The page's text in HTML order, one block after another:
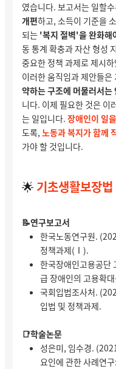
였습니다. 보고서는 일할
개편하고, 소득이 기준을
되는 '복지 절벽'을 완화해
동 통계 확충과 자산 형성
중요한 정책 과제로 제시
이러한 움직임과 제안들
약하는 구조에 머물러서는
니다. 이제 필요한 것은 이
는 일입니다. 장애인이 일
도록, 노동과 복지가 함께
가야 할 것입니다.
🌟 기초생활보장
📝연구보고서
한국노동연구원.
정책과제(Ⅰ).
한국장애인고용공단
급 장애인의 고용확
국회입법조사처.
입법 및 정책과제.
📑학술논문
성은미, 임수경.
요인에 관한 사례연